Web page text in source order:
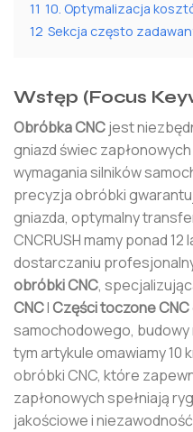
11 10. Optymalizacja
12 Sekcja często
Wstęp (Focus
Obróbka CNCjest
gniazd świec
wymagania silników
precyzja obróbki
gniazda, optymalny
CNCRUSH mamy ponad
dostarczaniu
obróbki CNC,
CNCICzęści toczone CNC
samochodowego, budowy
tym artykule omawiamy
obróbki CNC, które
zapłonowych spełniają
jakościowe i